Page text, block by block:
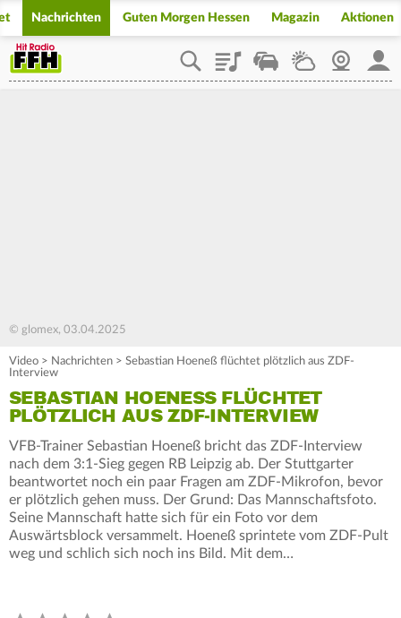
Nachrichten Guten Morgen Hessen Magazin Aktionen
PlaylistStaupilotWetterWebcam
© glomex, 03.04.2025
Video > Nachrichten > Sebastian Hoeneß flüchtet plötzlich aus ZDF-
Interview
SEBASTIAN HOENESS FLÜCHTET P
LÖTZLICH AUS ZDF-INTERVIEW
VFB-Trainer Sebastian Hoeneß bricht das ZDF-Interview
nach dem 3:1-Sieg gegen RB Leipzig ab. Der Stuttgarter
beantwortet noch ein paar Fragen am ZDF-Mikrofon, bevor
er plötzlich gehen muss. Der Grund: Das Mannschaftsfoto.
Seine Mannschaft hatte sich für ein Foto vor dem
Auswärtsblock versammelt. Hoeneß sprintete vom ZDF-Pult
weg und schlich sich noch ins Bild. Mit dem…